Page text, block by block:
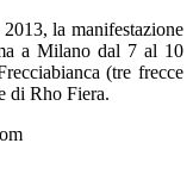
la manifestazione
a Milano dal 7 al 10
(tre frecce
di Rho Fiera.